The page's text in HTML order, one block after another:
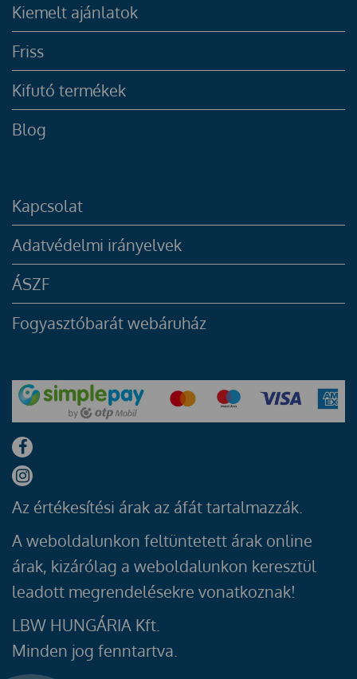
Kiemelt ajánlatok
Friss
Kifutó termékek
Blog
Kapcsolat
Adatvédelmi irányelvek
ÁSZF
Fogyasztóbarát webáruház
Az értékesítési árak az áfát tartalmazzák.
A weboldalunkon feltüntetett árak online
árak, kizárólag a weboldalunkon keresztül
leadott megrendelésekre vonatkoznak!
LBW HUNGÁRIA Kft.
Minden jog fenntartva.